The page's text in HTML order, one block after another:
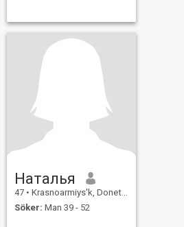
Наталья
47 • Krasnoarmiys'k, Donets'k, Ukraina
Söker: Man 39 - 52